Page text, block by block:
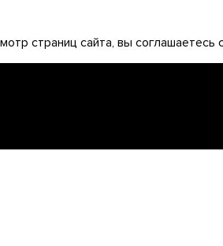
страниц сайта, вы соглашаетесь